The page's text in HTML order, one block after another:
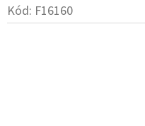
Kód: F16160